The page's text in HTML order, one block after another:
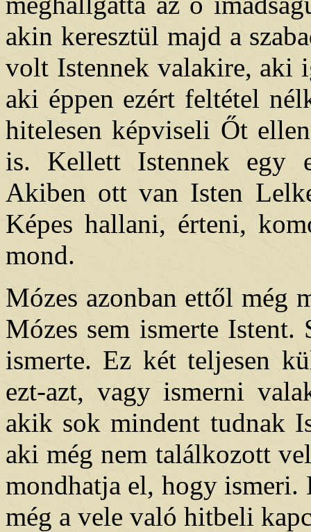
akin keresztül majd a
volt Istennek valakire, aki
aki éppen ezért feltétel
hitelesen képviseli Őt
is. Kellett Istennek egy
Akiben ott van Isten
Képes hallani, érteni,
mond.
Mózes azonban ettől még
Mózes sem ismerte
ismerte. Ez két teljesen
ezt-azt, vagy ismerni
akik sok mindent tudnak
aki még nem találkozott
mondhatja el, hogy ismeri.
még a vele való hitbeli